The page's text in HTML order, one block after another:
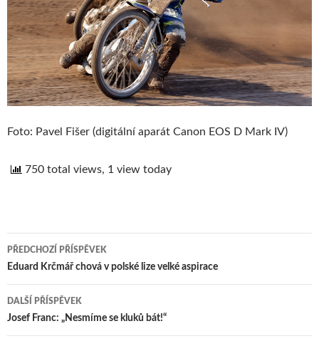
Foto: Pavel Fišer (digitální aparát Canon EOS D Mark IV)
750 total views, 1 view today
Navigace
pro
příspěvek
PŘEDCHOZÍ PŘÍSPĚVEK
Eduard Krčmář chová v polské lize velké aspirace
DALŠÍ PŘÍSPĚVEK
Josef Franc: „Nesmíme se kluků bát!“